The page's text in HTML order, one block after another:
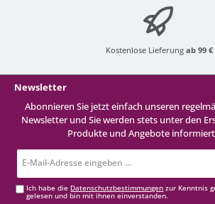
Kostenlose Lieferung ab 99 €
Newsletter
Abonnieren Sie jetzt einfach unseren
Newsletter und Sie werden stets unter den
Produkte und Angebote
Mail-
Ich habe die Datenschutzbestimmungen zur Kenntnis
gelesen und bin mit ihnen einverstanden.